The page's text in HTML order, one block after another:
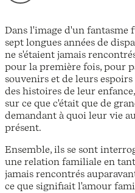
Dans l'image d'un fantasme
sept longues années de
ne s'étaient jamais
pour la première fois, pour
souvenirs et de leurs
des histoires de leur
sur ce que c'était que de
demandant à quoi leur vie
présent.
Ensemble, ils se sont
une relation familiale en
jamais rencontrés
ce que signifiait l'amour